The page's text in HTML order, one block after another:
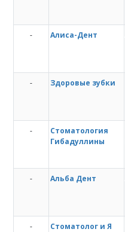
- Алиса-Дент
- Здоровые зубки
-
Cтоматология
Гибадуллины
- Альба Дент
- Стоматолог и Я